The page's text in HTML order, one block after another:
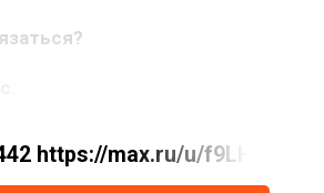
https://max.ru/u/